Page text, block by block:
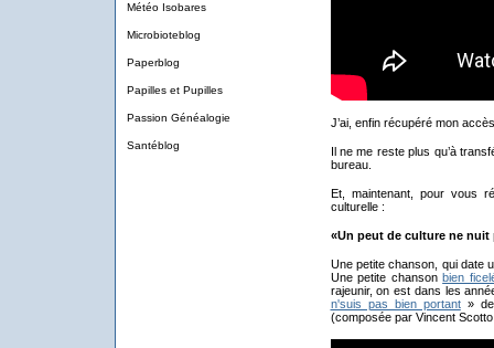
Météo Isobares
Microbioteblog
Paperblog
Papilles et Pupilles
Passion Généalogie
Santéblog
J’ai, enfin récupéré mon
Il ne me reste plus qu’à
bureau.
Et, maintenant, pour vous
culturelle :
«Un peut de culture ne nuit
Une petite chanson, qui date
Une petite chansonbien
rajeunir, on est dans les
n'suis pas bien portant»
(composée par Vincent